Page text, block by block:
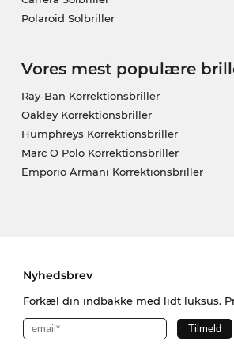
Polaroid Solbriller
Vores mest populære
Ray-Ban Korrektionsbriller
Oakley Korrektionsbriller
Humphreys Korrektionsbriller
Marc O Polo Korrektionsbriller
Emporio Armani Korrektionsbriller
Nyhedsbrev
Forkæl din indbakke med lidt luksus.